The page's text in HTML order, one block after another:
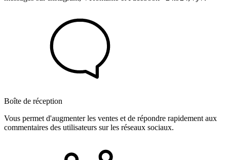
Boîte de réception
Vous permet d'augmenter les ventes et de répondre rapidement aux
commentaires des utilisateurs sur les réseaux sociaux.